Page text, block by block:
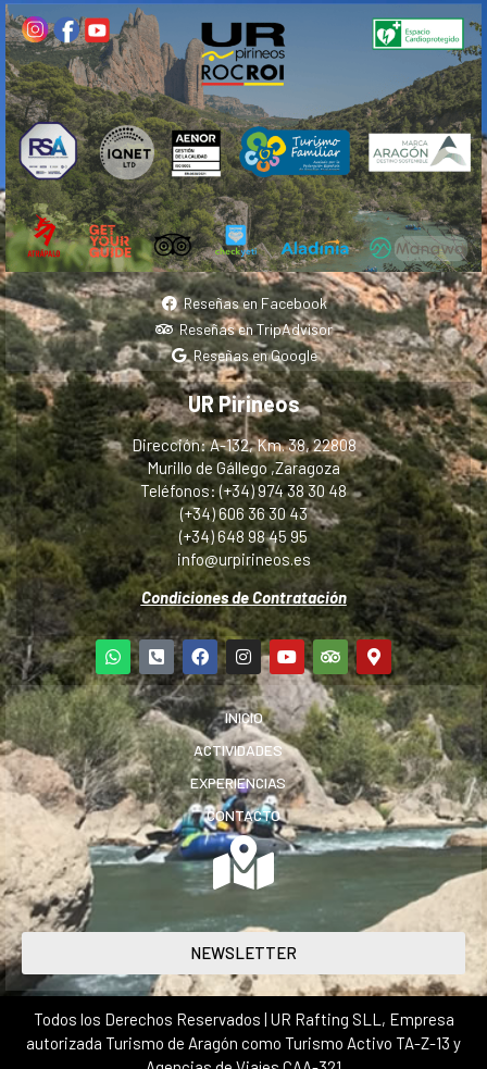
Reseñas en Facebook
Reseñas en TripAdvisor
Reseñas en Google
UR Pirineos
Dirección: A-132, Km. 38, 22808
Murillo de Gállego ,Zaragoza
Teléfonos: (+34) 974 38 30 48
(+34) 606 36 30 43
(+34) 648 98 45 95
info@urpirineos.es
Condiciones de Contratación
INICIO
ACTIVIDADES
EXPERIENCIAS
CONTACTO
NEWSLETTER
Todos los Derechos Reservados | UR Rafting SLL, Empresa
autorizada Turismo de Aragón como Turismo Activo TA-Z-13 y